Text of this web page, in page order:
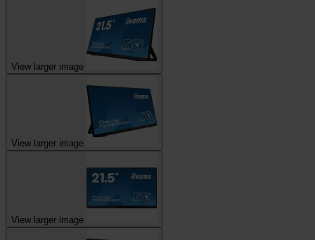
View larger image
View larger image
View larger image